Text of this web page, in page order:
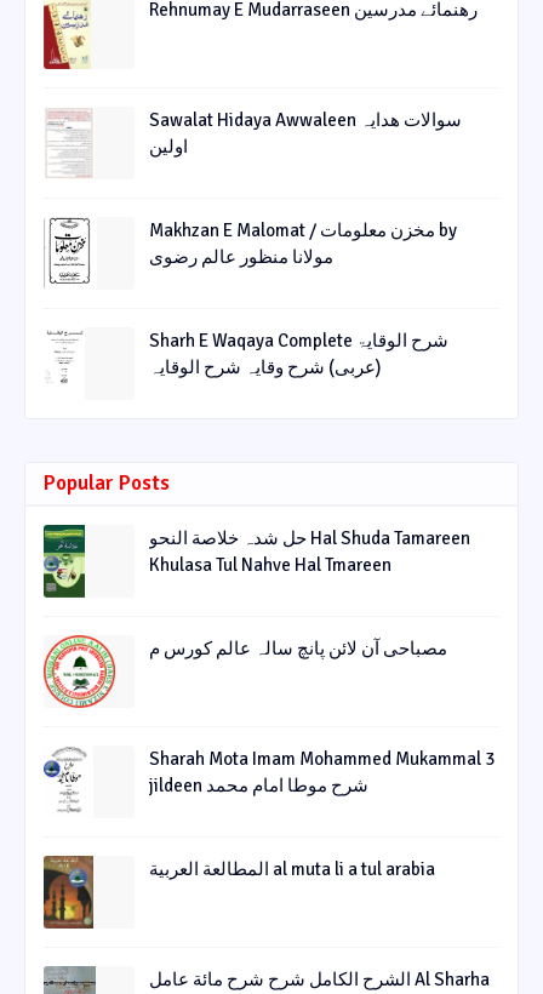
Rehnumay E Mudarraseen رهنمائے مدرسین
Sawalat Hidaya Awwaleen سوالات ھدایہ
اولین
Makhzan E Malomat / مخزن معلومات by
مولانا منظور عالم رضوی
Sharh E Waqaya Complete شرح الوقایۃ
(عربی) شرح وقایہ شرح الوقایہ
Popular Posts
حل شدہ خلاصة النحو Hal Shuda Tamareen
Khulasa Tul Nahve Hal Tmareen
مصباحی آن لائن پانچ سالہ عالم کورس م
Sharah Mota Imam Mohammed Mukammal 3
jildeen شرح موطا امام محمد
المطالعة العربية al muta li a tul arabia
الشرح الکامل شرح شرح مائة عامل Al Sharha